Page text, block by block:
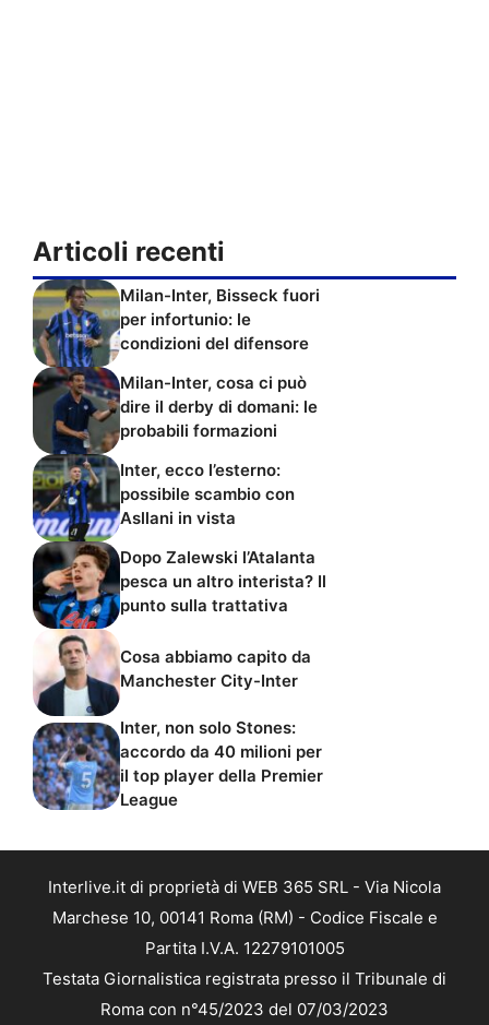
Articoli recenti
Milan-Inter, Bisseck fuori
per infortunio: le
condizioni del difensore
Milan-Inter, cosa ci può
dire il derby di domani: le
probabili formazioni
Inter, ecco l’esterno:
possibile scambio con
Asllani in vista
Dopo Zalewski l’Atalanta
pesca un altro interista? Il
punto sulla trattativa
Cosa abbiamo capito da
Manchester City-Inter
Inter, non solo Stones:
accordo da 40 milioni per
il top player della Premier
League
Interlive.it di proprietà di WEB 365 SRL - Via Nicola
Marchese 10, 00141 Roma (RM) - Codice Fiscale e
Partita I.V.A. 12279101005
Testata Giornalistica registrata presso il Tribunale di
Roma con n°45/2023 del 07/03/2023